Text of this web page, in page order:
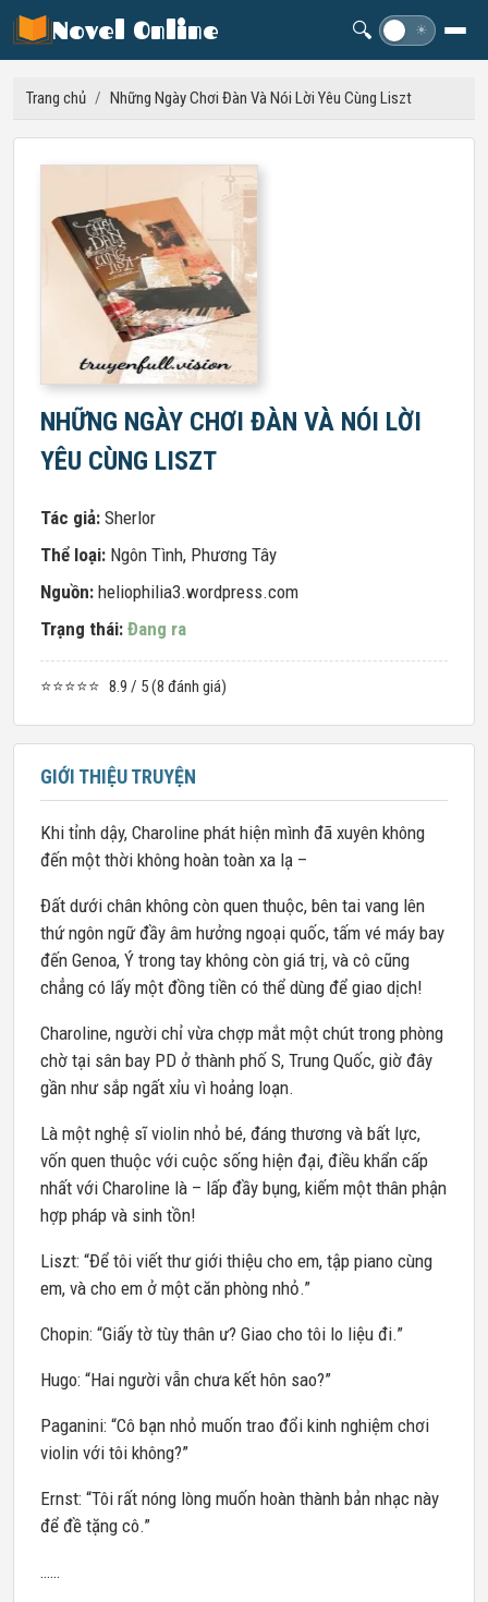
Novel Online 🔍 ☀
Trang chủ / Những Ngày Chơi Đàn Và Nói Lời Yêu Cùng Liszt
NHỮNG NGÀY CHƠI ĐÀN VÀ NÓI LỜI
YÊU CÙNG LISZT
Tác giả: Sherlor
Thể loại: Ngôn Tình, Phương Tây
Nguồn: heliophilia3.wordpress.com
Trạng thái: Đang ra
⭐⭐⭐⭐⭐ 8.9 / 5 (8 đánh giá)
GIỚI THIỆU TRUYỆN
Khi tỉnh dậy, Charoline phát hiện mình đã xuyên không
đến một thời không hoàn toàn xa lạ –
Đất dưới chân không còn quen thuộc, bên tai vang lên
thứ ngôn ngữ đầy âm hưởng ngoại quốc, tấm vé máy bay
đến Genoa, Ý trong tay không còn giá trị, và cô cũng
chẳng có lấy một đồng tiền có thể dùng để giao dịch!
Charoline, người chỉ vừa chợp mắt một chút trong phòng
chờ tại sân bay PD ở thành phố S, Trung Quốc, giờ đây
gần như sắp ngất xỉu vì hoảng loạn.
Là một nghệ sĩ violin nhỏ bé, đáng thương và bất lực,
vốn quen thuộc với cuộc sống hiện đại, điều khẩn cấp
nhất với Charoline là – lấp đầy bụng, kiếm một thân phận
hợp pháp và sinh tồn!
Liszt: “Để tôi viết thư giới thiệu cho em, tập piano cùng
em, và cho em ở một căn phòng nhỏ.”
Chopin: “Giấy tờ tùy thân ư? Giao cho tôi lo liệu đi.”
Hugo: “Hai người vẫn chưa kết hôn sao?”
Paganini: “Cô bạn nhỏ muốn trao đổi kinh nghiệm chơi
violin với tôi không?”
Ernst: “Tôi rất nóng lòng muốn hoàn thành bản nhạc này
để đề tặng cô.”
……